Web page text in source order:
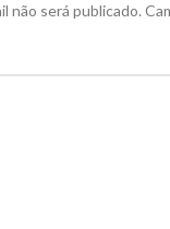
não será publicado.